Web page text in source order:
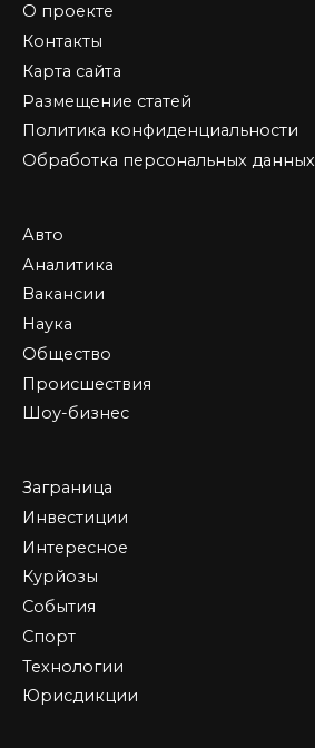
О проекте
Контакты
Карта сайта
Размещение статей
Политика конфиденциальности
Обработка персональных данных
Авто
Аналитика
Вакансии
Наука
Общество
Происшествия
Шоу-бизнес
Заграница
Инвестиции
Интересное
Курйозы
События
Спорт
Технологии
Юрисдикции